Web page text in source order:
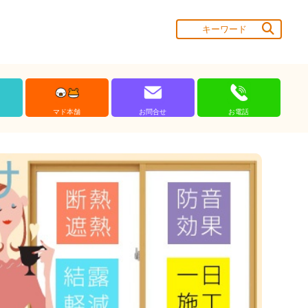
マド本舗 お問合せ お電話